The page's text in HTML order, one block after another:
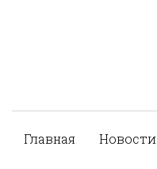
Главная Новости